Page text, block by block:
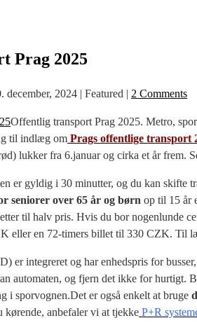
Prag 2025
december, 2024 | Featured | 2 Comments
Offentlig transport Prag 2025. Metro,
til indlæg om Prags offentlige transport
lukker fra 6.januar og cirka et år frem.
er gyldig i 30 minutter, og du kan skifte
seniorer over 65 år og børn op til 15 år
til halv pris. Hvis du bor nogenlunde
eller en 72-timers billet til 330 CZK. Til
er integreret og har enhedspris for
automaten, og fjern det ikke for hurtigt.
i sporvognen.Det er også enkelt at bruge
kørende, anbefaler vi at tjekke P+R